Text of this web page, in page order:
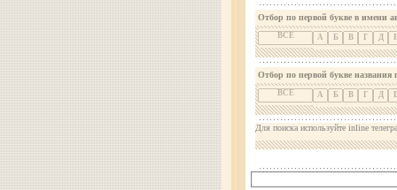
Отбор по первой букве в имени
ВСЕ А Б В Г Д
Отбор по первой букве названия
ВСЕ А Б В Г Д
Для поиска используйте inline